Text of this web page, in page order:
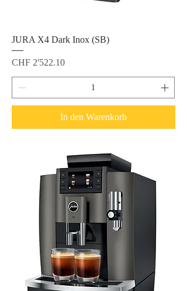
JURA X4 Dark Inox (SB)
Preis
CHF 2'522.10
In den Warenkorb